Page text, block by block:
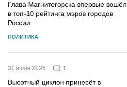
Глава Магнитогорска впервые вошёл
в топ-10 рейтинга мэров городов
России
ПОЛИТИКА
31 июля 2026 1
Высотный циклон принесёт в